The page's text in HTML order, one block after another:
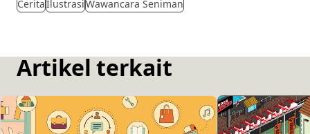
CeritaIlustrasiWawancara Seniman
Artikel terkait